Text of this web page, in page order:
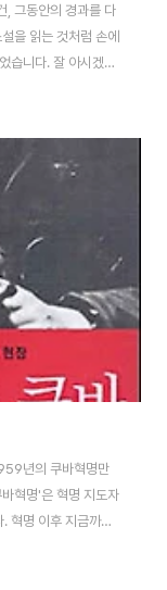
, 그동안의 경과를 다
을 읽는 것처럼 손에
습니다. 잘 아시겠지
면서, 전 세계 어디에
의 일급 비밀정보를
하였습니다. "미국
, 미국 NSA와 NSA
의 하드웨어를 거
년의 쿠바혁명만
혁명'은 혁명 지도자
혁명 이후 지금까지
의 죽음을 맞은 '체